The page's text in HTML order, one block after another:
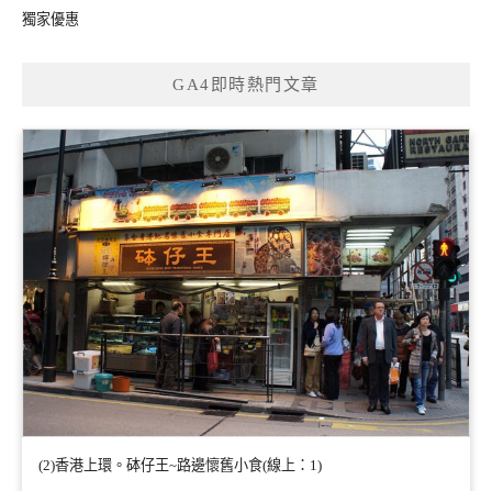
獨家優惠
GA4即時熱門文章
(2)香港上環。砵仔王~路邊懷舊小食(線上：1)